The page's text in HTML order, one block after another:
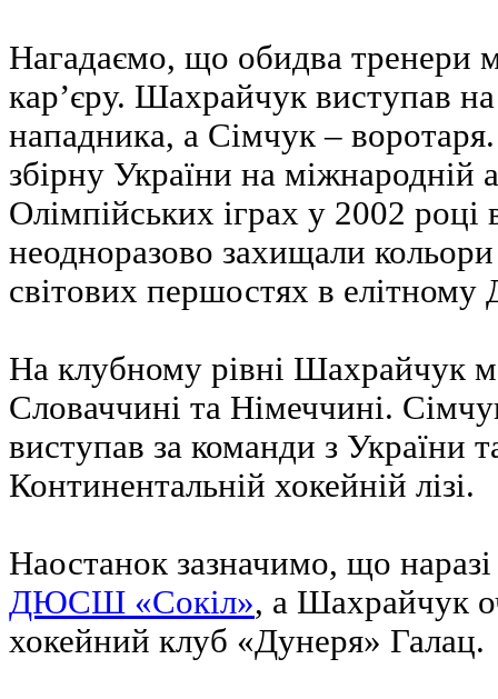
Нагадаємо, що обидва тренери
кар’єру. Шахрайчук виступав
нападника, а Сімчук –
збірну України на міжнародній
Олімпійських іграх у 2002
неодноразово захищали
світових першостях в елітному
На клубному рівні Шахрайчук
Словаччині та Німеччині.
виступав за команди з
Континентальній хокейній лізі.
Наостанок зазначимо, що
ДЮСШ «Сокіл», а Шахрайчук
хокейний клуб «Дунеря» Галац.